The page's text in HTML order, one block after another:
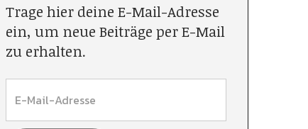
Trage hier deine E-Mail-Adresse
ein, um neue Beiträge per E-Mail
zu erhalten.